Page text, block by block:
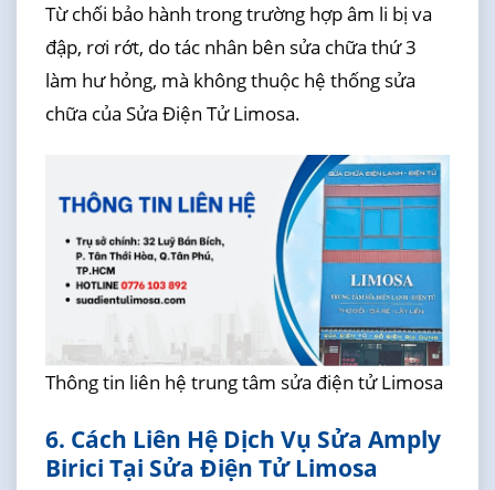
Từ chối bảo hành trong trường hợp âm li bị va
đập, rơi rớt, do tác nhân bên sửa chữa thứ 3
làm hư hỏng, mà không thuộc hệ thống sửa
chữa của Sửa Điện Tử Limosa.
Thông tin liên hệ trung tâm sửa điện tử Limosa
6. Cách Liên Hệ Dịch Vụ Sửa Amply
Birici Tại Sửa Điện Tử Limosa